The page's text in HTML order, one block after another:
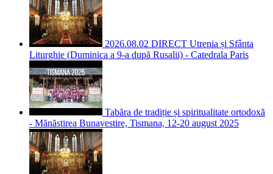
2026.08.02 DIRECT Utrenia și Sfânta
Liturghie (Duminica a 9-a după Rusalii) - Catedrala Paris
Tabăra de tradiție și spiritualitate ortodoxă
- Mănăstirea Bunavestire, Tismana, 12-20 august 2025